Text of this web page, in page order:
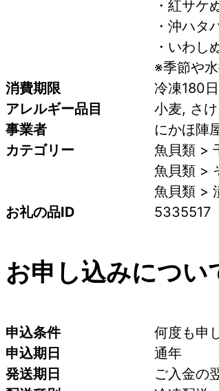
・紅サケ
・沖ハタ
・いわし
※季節や
消費期限
冷凍180日
アレルギー品目
小麦, さ
事業者
にかほ陣
カテゴリー
魚貝類 >
魚貝類 >
魚貝類 >
お礼の品ID
5335517
お申し込みについ
申込条件
何度も申
申込期日
通年
発送期日
ご入金の